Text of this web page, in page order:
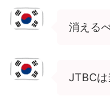
消える
JTBCは